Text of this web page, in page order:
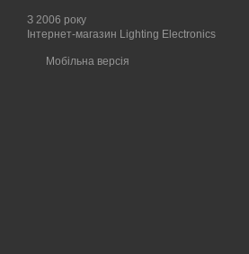
З 2006 року
Інтернет-магазин Lighting Electronics
Мобільна версія